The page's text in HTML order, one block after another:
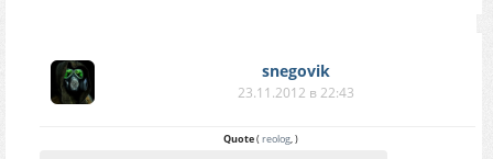
snegovik
23.11.2012 в 22:43
Quote(reolog,)